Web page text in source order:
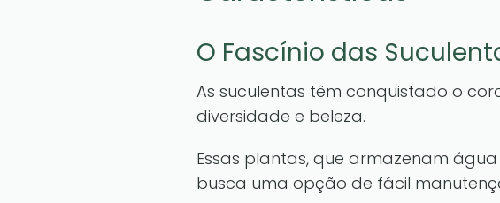
O Fascínio das
As suculentas têm conquistado o
diversidade e beleza.
Essas plantas, que armazenam
busca uma opção de fácil